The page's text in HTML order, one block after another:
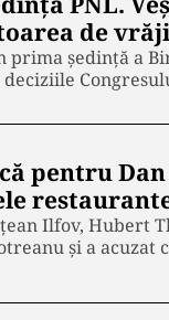
de
prima ședință a
deciziile
pentru
Ilfov, Hubert
și a acuzat